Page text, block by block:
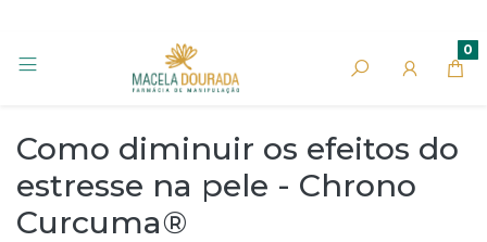
0
Como diminuir os efeitos do
estresse na pele - Chrono
Curcuma®